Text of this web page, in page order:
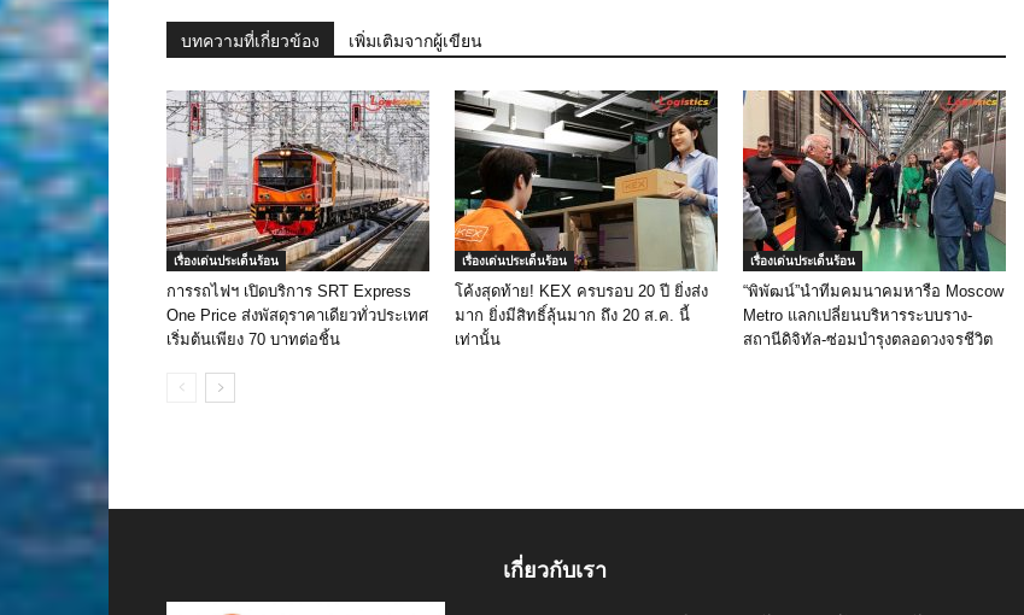
บทความที่เกี่ยวข้อง เพิ่มเติมจากผู้เขียน
เรื่องเด่นประเด็นร้อน
การรถไฟฯ เปิดบริการ SRT Express
One Price ส่งพัสดุราคาเดียวทั่วประเทศ
เริ่มต้นเพียง 70 บาทต่อชิ้น
เรื่องเด่นประเด็นร้อน
โค้งสุดท้าย! KEX ครบรอบ 20 ปี ยิ่งส่ง
มาก ยิ่งมีสิทธิ์ลุ้นมาก ถึง 20 ส.ค. นี้
เท่านั้น
เรื่องเด่นประเด็นร้อน
“พิพัฒน์”นำทีมคมนาคมหารือ Moscow
Metro แลกเปลี่ยนบริหารระบบราง-
สถานีดิจิทัล-ซ่อมบำรุงตลอดวงจรชีวิต
เกี่ยวกับเรา